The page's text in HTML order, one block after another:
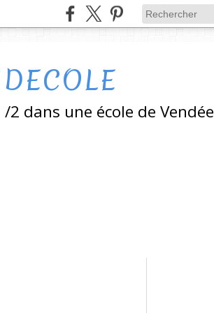
/2 dans une école de Vendée